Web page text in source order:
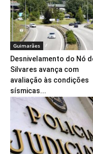
Guimarães
Desnivelamento do Nó
Silvares avança com
avaliação às condições
sísmicas...